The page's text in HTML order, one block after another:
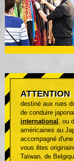
ATTENTION
destiné aux rues
de conduire
international , ou
américaines au
accompagné
vous êtes
Taïwan, de